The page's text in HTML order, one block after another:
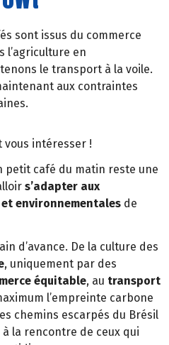
sont issus du commerce
l’agriculture en
le transport à la voile.
aux contraintes
vous intéresser !
petit café du matin reste une
s’adapter aux
environnementales de
d’avance. De la culture des
, uniquement par des
équitable, au transport
l’empreinte carbone
chemins escarpés du Brésil
à la rencontre de ceux qui